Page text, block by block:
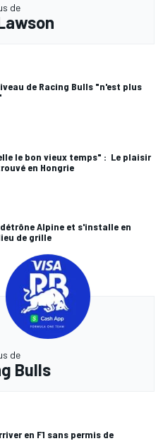
de
de Racing Bulls "n'est plus
le bon vieux temps" : Le plaisir
en Hongrie
Alpine et s'installe en
de grille
de
Bulls
en F1 sans permis de